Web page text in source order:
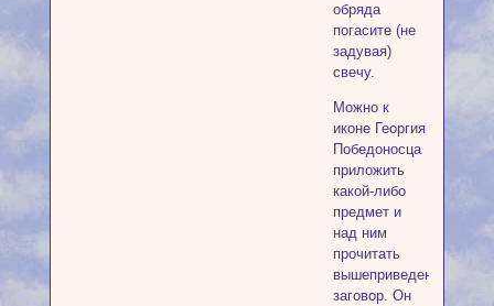
обряда
погасите (не
задувая)
свечу.
Можно к
иконе Георгия
Победоносца
приложить
какой-либо
предмет и
над ним
прочитать
вышеприведенный
заговор. Он